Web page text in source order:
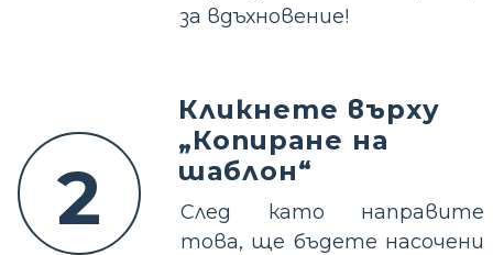
за вдъхновение!
2
Кликнете върху
„Копиране на
шаблон“
След като направите
това, ще бъдете насочени